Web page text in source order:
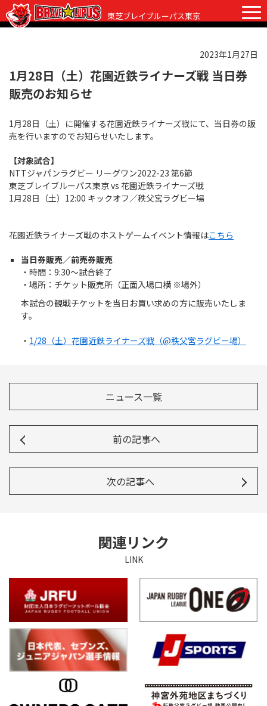
東芝ブレイブルーパス東京
チケット グッズ ファンクラブ 観戦ガイド
観戦ガイド
初めての観戦
会場紹介
クラブからのお願い
試合日程・結果
選手・スタッフ
選手
マスコット
クラブ情報
株式会社 ブレイブルーパス東京概要
株式会社 チームの歴史
地域貢献活動
パートナー
Instagram
パートナーシップのご案内
2023年1月27日
1月28日（土）花園近鉄ライナーズ戦 当日券
販売のお知らせ
1月28日（土）に開催する花園近鉄ライナーズ戦にて、当日券の販
売を行いますのでお知らせいたします。
【対象試合】
NTTジャパンラグビー リーグワン2022-23 第6節
東芝ブレイブルーパス東京 vs 花園近鉄ライナーズ戦
1月28日（土）12:00 キックオフ／秩父宮ラグビー場
花園近鉄ライナーズ戦のホストゲームイベント情報はこちら
当日券販売／前売券販売
・時間：9:30～試合終了
・場所：チケット販売所（正面入場口横 ※場外）
本試合の観戦チケットを当日お買い求めの方に販売いたしま
す。
・ 1/28（土）花園近鉄ライナーズ戦（@秩父宮ラグビー場）
ニュース一覧
前の記事へ
次の記事へ
関連リンク
LINK